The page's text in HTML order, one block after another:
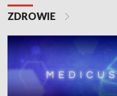
ZDROWIE